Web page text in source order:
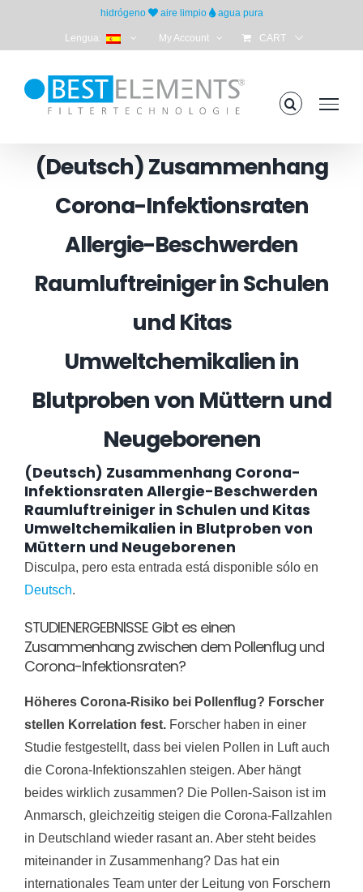
hidrógeno aire limpio agua pura
Lengua: My Account CART
(Deutsch) Zusammenhang
Corona-Infektionsraten
Allergie-Beschwerden
Raumluftreiniger in Schulen
und Kitas
Umweltchemikalien in
Blutproben von Müttern und
Neugeborenen
(Deutsch) Zusammenhang Corona-
Infektionsraten Allergie-Beschwerden
Raumluftreiniger in Schulen und Kitas
Umweltchemikalien in Blutproben von
Müttern und Neugeborenen
Disculpa, pero esta entrada está disponible sólo en
Deutsch.
STUDIENERGEBNISSE Gibt es einen
Zusammenhang zwischen dem Pollenflug und
Corona-Infektionsraten?
Höheres Corona-Risiko bei Pollenflug? Forscher
stellen Korrelation fest. Forscher haben in einer
Studie festgestellt, dass bei vielen Pollen in Luft auch
die Corona-Infektionszahlen steigen. Aber hängt
beides wirklich zusammen? Die Pollen-Saison ist im
Anmarsch, gleichzeitig steigen die Corona-Fallzahlen
in Deutschland wieder rasant an. Aber steht beides
miteinander in Zusammenhang? Das hat ein
internationales Team unter der Leitung von Forschern